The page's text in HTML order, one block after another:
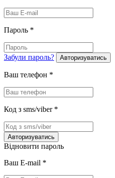
Пароль *
Забули пароль? Авторизуватись
Ваш телефон *
Код з sms/viber *
Авторизуватись
Відновити пароль
Ваш E-mail *